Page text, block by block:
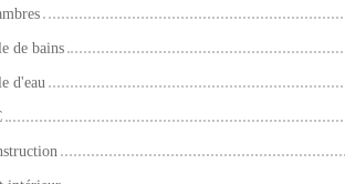
de bains
d'eau